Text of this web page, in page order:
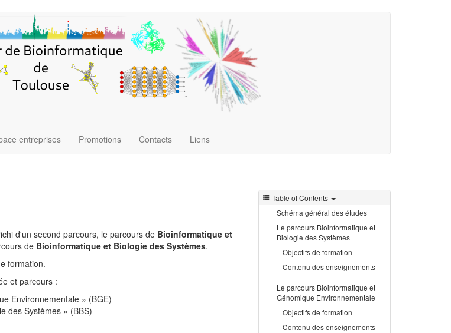
entreprises Promotions Contacts Liens
Table of Contents
Schéma général des études
Le parcours Bioinformatique et
Biologie des Systèmes
Objectifs de formation
Contenu des enseignements
Le parcours Bioinformatique et
Génomique Environnementale
Objectifs de formation
Contenu des enseignements
d'un second parcours, le parcours de Bioinformatique et
de Bioinformatique et Biologie des Systèmes.
formation.
et parcours :
Environnementale » (BGE)
des Systèmes » (BBS)